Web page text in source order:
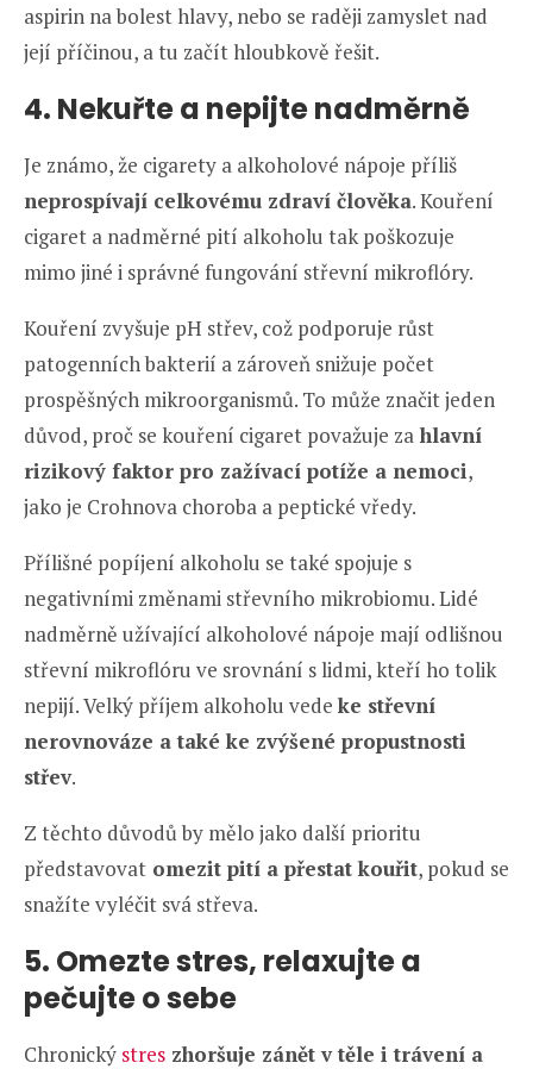
aspirin na bolest hlavy, nebo se raději zamyslet nad
její příčinou, a tu začít hloubkově řešit.
4. Nekuřte a nepijte nadměrně
Je známo, že cigarety a alkoholové nápoje příliš
neprospívají celkovému zdraví člověka. Kouření
cigaret a nadměrné pití alkoholu tak poškozuje
mimo jiné i správné fungování střevní mikroflóry.
Kouření zvyšuje pH střev, což podporuje růst
patogenních bakterií a zároveň snižuje počet
prospěšných mikroorganismů. To může značit jeden
důvod, proč se kouření cigaret považuje za hlavní
rizikový faktor pro zažívací potíže a nemoci,
jako je Crohnova choroba a peptické vředy.
Přílišné popíjení alkoholu se také spojuje s
negativními změnami střevního mikrobiomu. Lidé
nadměrně užívající alkoholové nápoje mají odlišnou
střevní mikroflóru ve srovnání s lidmi, kteří ho tolik
nepijí. Velký příjem alkoholu vede ke střevní
nerovnováze a také ke zvýšené propustnosti
střev.
Z těchto důvodů by mělo jako další prioritu
představovat omezit pití a přestat kouřit, pokud se
snažíte vyléčit svá střeva.
5. Omezte stres, relaxujte a
pečujte o sebe
Chronický stres zhoršuje zánět v těle i trávení a